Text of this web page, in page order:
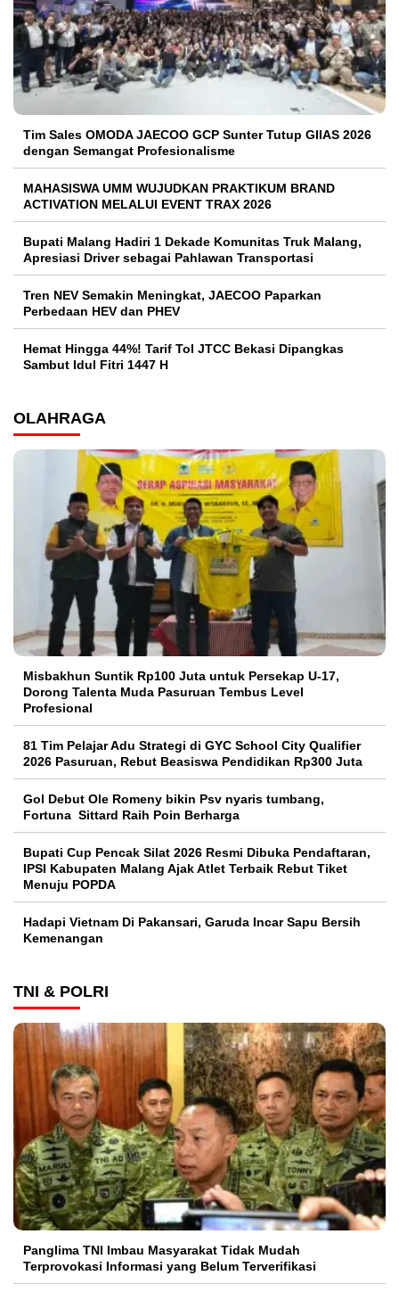
Tim Sales OMODA JAECOO GCP Sunter Tutup GIIAS 2026
dengan Semangat Profesionalisme
MAHASISWA UMM WUJUDKAN PRAKTIKUM BRAND
ACTIVATION MELALUI EVENT TRAX 2026
Bupati Malang Hadiri 1 Dekade Komunitas Truk Malang,
Apresiasi Driver sebagai Pahlawan Transportasi
Tren NEV Semakin Meningkat, JAECOO Paparkan
Perbedaan HEV dan PHEV
Hemat Hingga 44%! Tarif Tol JTCC Bekasi Dipangkas
Sambut Idul Fitri 1447 H
OLAHRAGA
Misbakhun Suntik Rp100 Juta untuk Persekap U-17,
Dorong Talenta Muda Pasuruan Tembus Level
Profesional
81 Tim Pelajar Adu Strategi di GYC School City Qualifier
2026 Pasuruan, Rebut Beasiswa Pendidikan Rp300 Juta
Gol Debut Ole Romeny bikin Psv nyaris tumbang,
Fortuna Sittard Raih Poin Berharga
Bupati Cup Pencak Silat 2026 Resmi Dibuka Pendaftaran,
IPSI Kabupaten Malang Ajak Atlet Terbaik Rebut Tiket
Menuju POPDA
Hadapi Vietnam Di Pakansari, Garuda Incar Sapu Bersih
Kemenangan
TNI & POLRI
Panglima TNI Imbau Masyarakat Tidak Mudah
Terprovokasi Informasi yang Belum Terverifikasi